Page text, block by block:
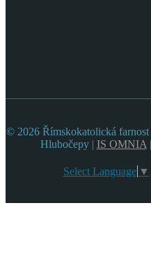
© 2026 Římskokatolická farnost
Hlubočepy | IS OMNIA |
Select Language ▼